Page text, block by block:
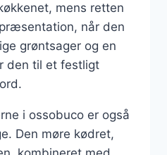
mens retten
når den
grøntsager og en
den til et festligt
i ossobuco er også
Den møre kødret,